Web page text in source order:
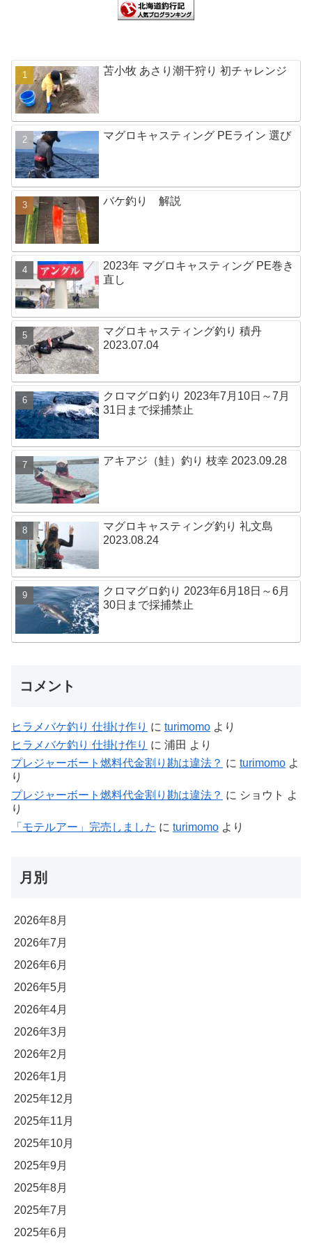
苫小牧 あさり潮干狩り 初チャレンジ
マグロキャスティング PEライン 選び
バケ釣り 解説
2023年 マグロキャスティング PE巻き
直し
マグロキャスティング釣り 積丹
2023.07.04
クロマグロ釣り 2023年7月10日～7月
31日まで採捕禁止
アキアジ（鮭）釣り 枝幸 2023.09.28
マグロキャスティング釣り 礼文島
2023.08.24
クロマグロ釣り 2023年6月18日～6月
30日まで採捕禁止
コメント
ヒラメバケ釣り 仕掛け作り に turimomo より
ヒラメバケ釣り 仕掛け作り に 浦田 より
プレジャーボート燃料代金割り勘は違法？ に turimomo よ
り
プレジャーボート燃料代金割り勘は違法？ に ショウト よ
り
「モテルアー」完売しました に turimomo より
月別
2026年8月
2026年7月
2026年6月
2026年5月
2026年4月
2026年3月
2026年2月
2026年1月
2025年12月
2025年11月
2025年10月
2025年9月
2025年8月
2025年7月
2025年6月